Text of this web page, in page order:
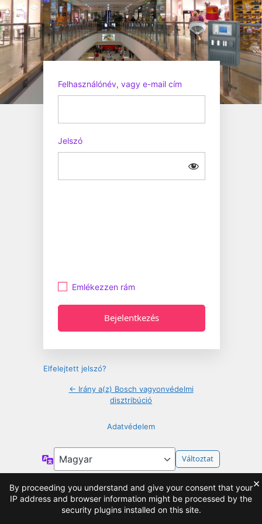
Felhasználónév, vagy e-mail cím
Jelszó
Emlékezzen rám
Elfelejtett jelszó?
← Irány a(z) Bosch vagyonvédelmi
disztribúció
Adatvédelem
Nyelv
By proceeding you understand and give your consent that your
IP address and browser information might be processed by the
security plugins installed on this site.
×